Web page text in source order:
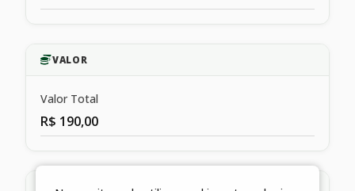
VALOR
Valor Total
R$ 190,00
HISTÓRICO